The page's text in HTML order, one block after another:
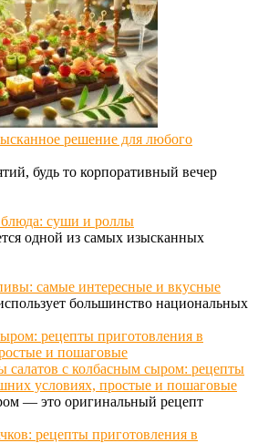
решение для любого
будь то корпоративный вечер
суши и роллы
одной из самых изысканных
самые интересные и вкусные
большинство национальных
салатов с колбасным сыром: рецепты
условиях, простые и пошаговые
— это оригинальный рецепт